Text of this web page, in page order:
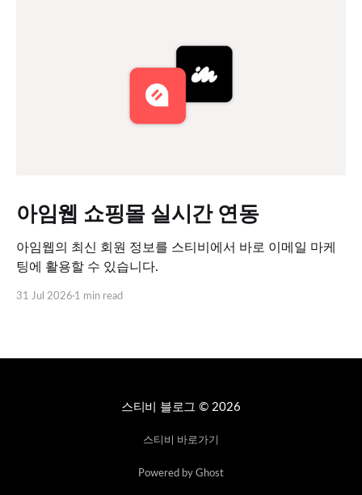
아임웹 쇼핑몰 실시간 연동
아임웹의 최신 회원 정보를 스티비에서 바로 이메일 마케
팅에 활용할 수 있습니다.
31 Jul 2026 1 min read
스티비 블로그 © 2026
스티비 바로가기
Powered by Ghost